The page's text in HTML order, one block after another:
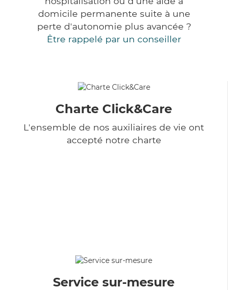
domicile permanente suite à une
perte d'autonomie plus avancée ?
Être rappelé par un conseiller
Charte Click&Care
L'ensemble de nos auxiliaires de vie ont
accepté notre charte
Service sur-mesure